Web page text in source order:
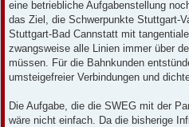
eine betriebliche Aufgabenstellung
das Ziel, die Schwerpunkte Stuttgart-
Stuttgart-Bad Cannstatt mit
zwangsweise alle Linien immer über
müssen. Für die Bahnkunden
umsteigefreier Verbindungen und
Die Aufgabe, die die SWEG mit der
wäre nicht einfach. Da die bisherige